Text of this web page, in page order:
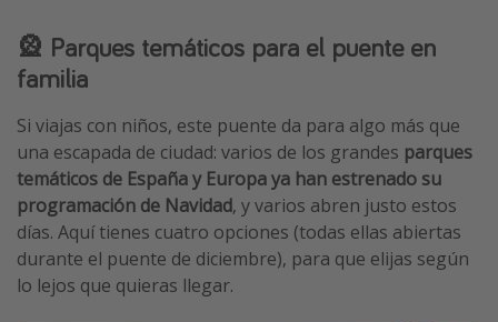
🎡 Parques temáticos para el puente en
familia
Si viajas con niños, este puente da para algo más que
una escapada de ciudad: varios de los grandes parques
temáticos de España y Europa ya han estrenado su
programación de Navidad, y varios abren justo estos
días. Aquí tienes cuatro opciones (todas ellas abiertas
durante el puente de diciembre), para que elijas según
lo lejos que quieras llegar.